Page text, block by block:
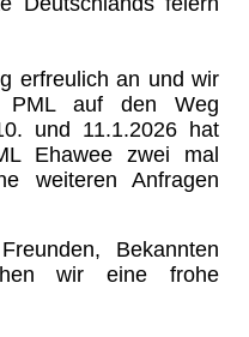
erfreulich an und wir
PML auf den Weg
und 11.1.2026 hat
Ehawee zwei mal
weiteren Anfragen
Bekannten
wir eine frohe